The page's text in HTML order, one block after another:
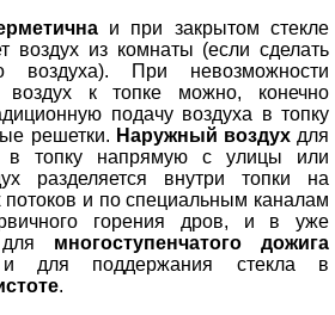
и при закрытом стекле
воздух из комнаты (если сделать
воздуха). При невозможности
воздух к топке можно, конечно
подачу воздуха в топку
решетки. Наружный воздухдля
в топку напрямую с улицы или
разделяется внутри топки на
потоков и по специальным каналам
горения дров, и в уже
многоступенчатого дожига
для поддержания стекла в
.